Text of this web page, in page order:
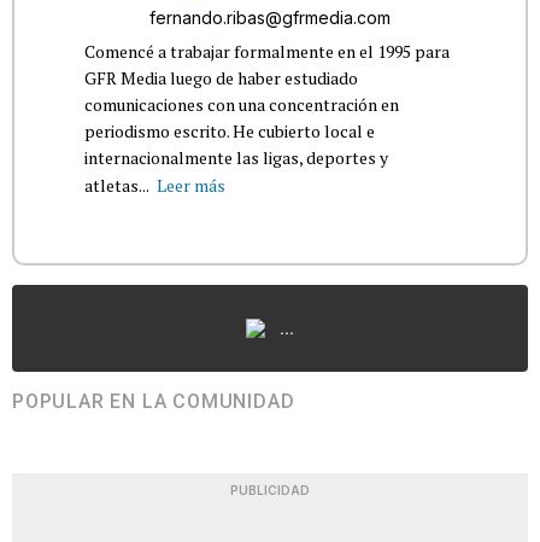
fernando.ribas@gfrmedia.com
Comencé a trabajar formalmente en el 1995 para
GFR Media luego de haber estudiado
comunicaciones con una concentración en
periodismo escrito. He cubierto local e
internacionalmente las ligas, deportes y
atletas... Leer más
...
POPULAR EN LA COMUNIDAD
PUBLICIDAD